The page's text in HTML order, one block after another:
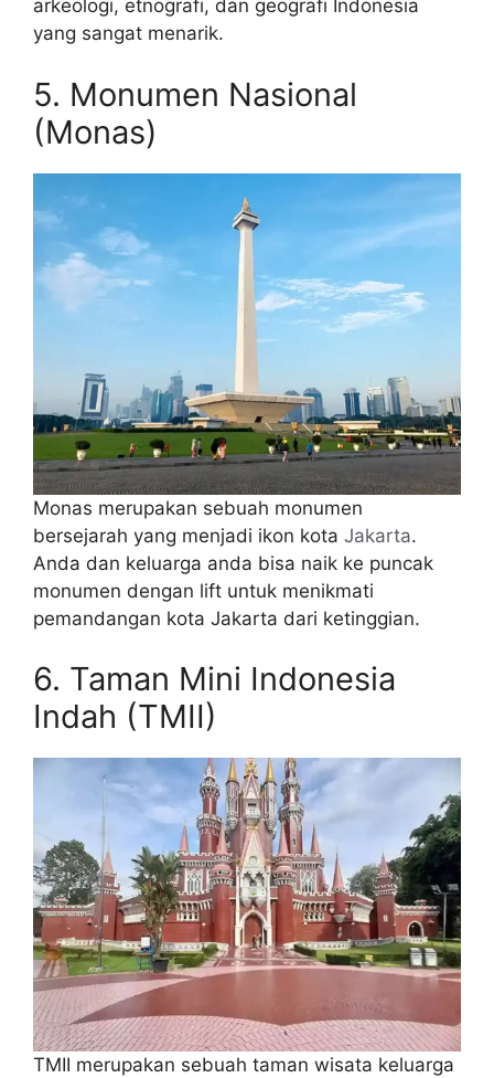
arkeologi, etnografi, dan geografi Indonesia
yang sangat menarik.
5. Monumen Nasional
(Monas)
Monas merupakan sebuah monumen
bersejarah yang menjadi ikon kota Jakarta.
Anda dan keluarga anda bisa naik ke puncak
monumen dengan lift untuk menikmati
pemandangan kota Jakarta dari ketinggian.
6. Taman Mini Indonesia
Indah (TMII)
TMII merupakan sebuah taman wisata keluarga